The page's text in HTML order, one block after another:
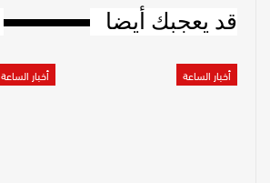
قد يعجبك أيضا
أخبار الساعة أخبار الساعة